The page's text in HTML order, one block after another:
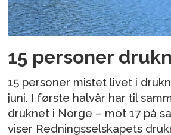
15 personer
15 personer mistet livet i
juni. I første halvår har til
druknet i Norge – mot 17 på
viser Redningsselskapets